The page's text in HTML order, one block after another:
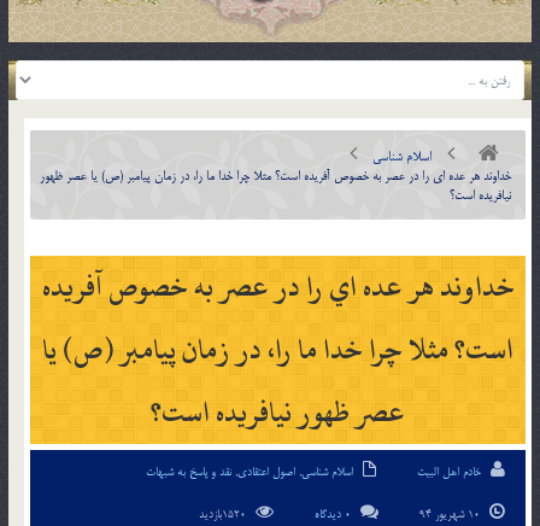
اسلام شناسی
خداوند هر عده اي را در عصر به خصوص آفريده است؟ مثلا چرا خدا ما را، در زمان پيامبر (ص) يا عصر ظهور
نيافريده است؟
خداوند هر عده اي را در عصر به خصوص آفريده
است؟ مثلا چرا خدا ما را، در زمان پيامبر (ص) يا
عصر ظهور نيافريده است؟
خادم اهل البیت اسلام شناسی, اصول اعتقادی, نقد و پاسخ به شبهات
0 دیدگاه